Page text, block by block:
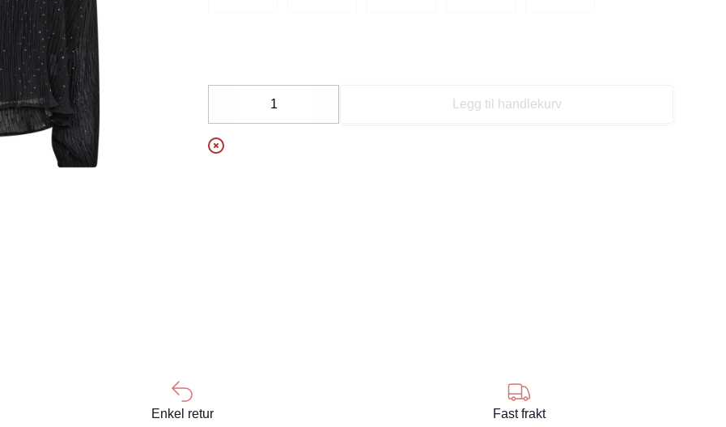
Decrease
Legg til handlekurv
Enkel retur Fast frakt